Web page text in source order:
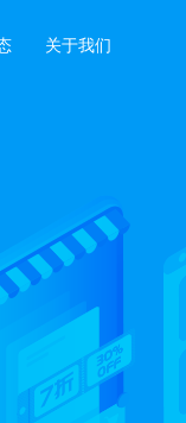
关于我们